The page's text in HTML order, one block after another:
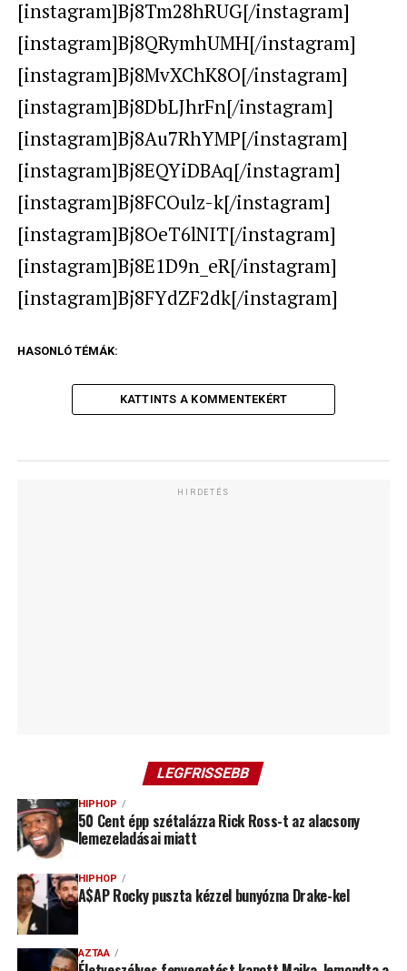
[instagram]Bj8Tm28hRUG[/instagram]
[instagram]Bj8QRymhUMH[/instagram]
[instagram]Bj8MvXChK8O[/instagram]
[instagram]Bj8DbLJhrFn[/instagram]
[instagram]Bj8Au7RhYMP[/instagram]
[instagram]Bj8EQYiDBAq[/instagram]
[instagram]Bj8FCOulz-k[/instagram]
[instagram]Bj8OeT6lNIT[/instagram]
[instagram]Bj8E1D9n_eR[/instagram]
[instagram]Bj8FYdZF2dk[/instagram]
HASONLÓ TÉMÁK:
KATTINTS A KOMMENTEKÉRT
HIRDETÉS
LEGFRISSEBB
HIPHOP
50 Cent épp szétalázza Rick Ross-t az alacsony
lemezeladásai miatt
HIPHOP
A$AP Rocky puszta kézzel bunyózna Drake-kel
AZTAA